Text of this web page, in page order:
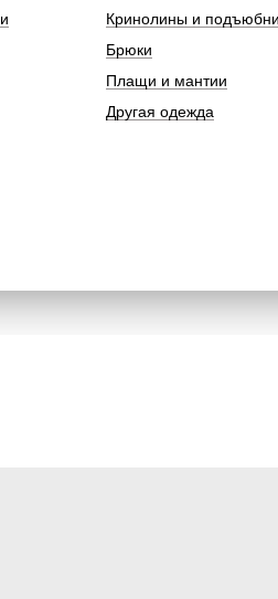
Кринолины и
Брюки
Плащи и мантии
Другая одежда